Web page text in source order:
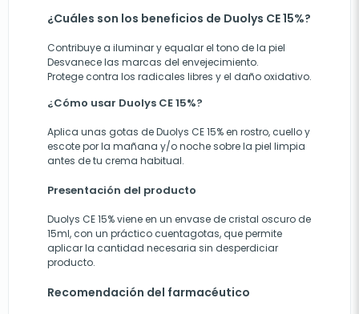
¿Cuáles son los beneficios de Duolys CE 15%?
Contribuye a iluminar y equalar el tono de la piel
Desvanece las marcas del envejecimiento.
Protege contra los radicales libres y el daño oxidativo.
¿Cómo usar Duolys CE 15%?
Aplica unas gotas de Duolys CE 15% en rostro, cuello y
escote por la mañana y/o noche sobre la piel limpia
antes de tu crema habitual.
Presentación del producto
Duolys CE 15% viene en un envase de cristal oscuro de
15ml, con un práctico cuentagotas, que permite
aplicar la cantidad necesaria sin desperdiciar
producto.
Recomendación del farmacéutico